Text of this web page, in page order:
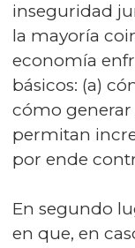
inseguridad
la mayoría
economía
básicos: (a)
cómo generar
permitan
por ende
En segundo
en que, en